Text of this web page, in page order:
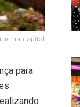
na capital
para